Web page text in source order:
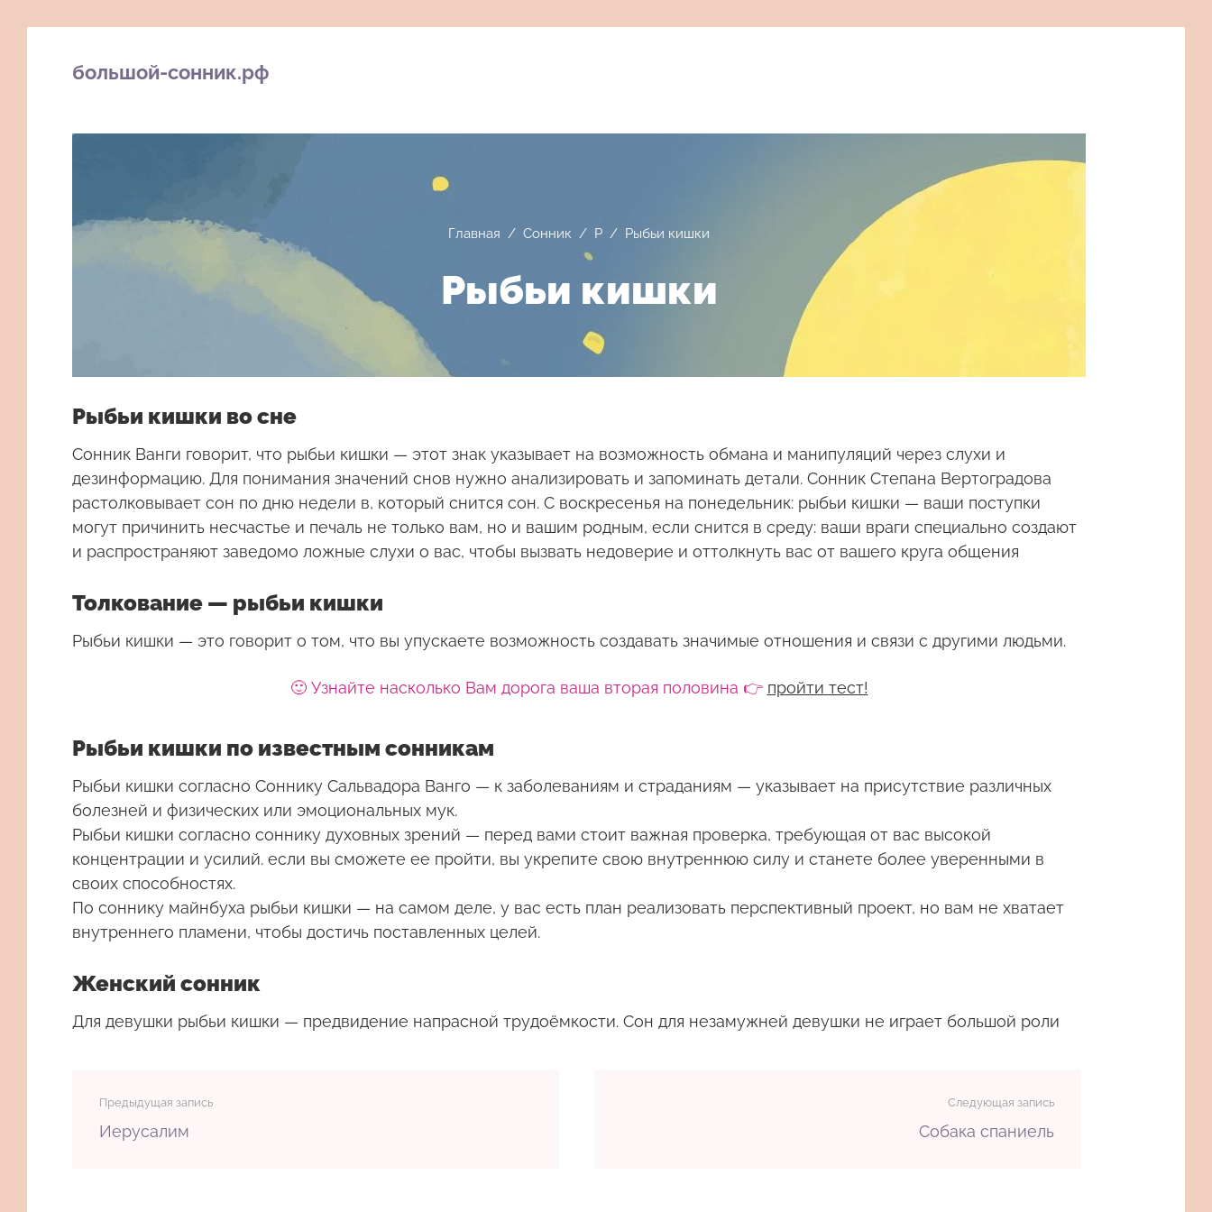
большой-сонник.рф
Главная / Сонник / Р / Рыбьи кишки
Рыбьи кишки
Рыбьи кишки во сне
Сонник Ванги говорит, что рыбьи кишки — этот знак указывает на возможность обмана и манипуляций через слухи и
дезинформацию. Для понимания значений снов нужно анализировать и запоминать детали. Сонник Степана Вертоградова
растолковывает сон по дню недели в, который снится сон. С воскресенья на понедельник: рыбьи кишки — ваши поступки
могут причинить несчастье и печаль не только вам, но и вашим родным, если снится в среду: ваши враги специально создают
и распространяют заведомо ложные слухи о вас, чтобы вызвать недоверие и оттолкнуть вас от вашего круга общения
Толкование — рыбьи кишки
Рыбьи кишки — это говорит о том, что вы упускаете возможность создавать значимые отношения и связи с другими людьми.
🙂 Узнайте насколько Вам дорога ваша вторая половина 👉 пройти тест!
Рыбьи кишки по известным сонникам
Рыбьи кишки согласно Соннику Сальвадора Ванго — к заболеваниям и страданиям — указывает на присутствие различных
болезней и физических или эмоциональных мук.
Рыбьи кишки согласно соннику духовных зрений — перед вами стоит важная проверка, требующая от вас высокой
концентрации и усилий. если вы сможете ее пройти, вы укрепите свою внутреннюю силу и станете более уверенными в
своих способностях.
По соннику майнбуха рыбьи кишки — на самом деле, у вас есть план реализовать перспективный проект, но вам не хватает
внутреннего пламени, чтобы достичь поставленных целей.
Женский сонник
Для девушки рыбьи кишки — предвидение напрасной трудоёмкости. Сон для незамужней девушки не играет большой роли
Предыдущая запись
Иерусалим
Следующая запись
Собака спаниель